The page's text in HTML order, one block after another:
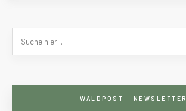
WALDPOST – NEWSLETTER